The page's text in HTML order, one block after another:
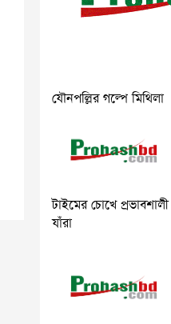
যৌনপল্লির গল্পে মিথিলা
টাইমের চোখে প্রভাবশালী
যাঁরা